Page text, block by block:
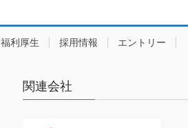
福利厚生 採用情報 エントリー
関連会社